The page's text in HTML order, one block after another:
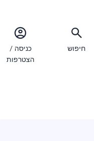
חיפוש
כניסה /
הצטרפות